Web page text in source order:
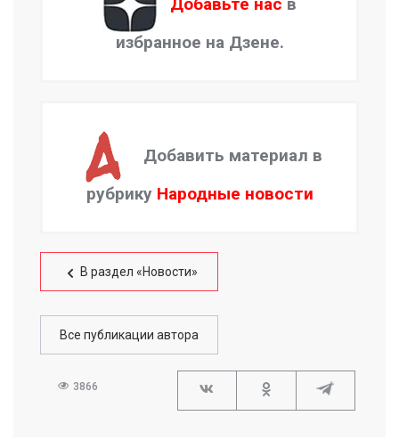
Добавьте нас в
избранное на Дзене.
Добавить материал в
рубрику Народные новости
В раздел «Новости»
Все публикации автора
3866